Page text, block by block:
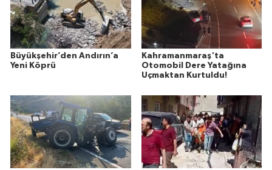
Büyükşehir’den Andırın’a
Yeni Köprü
Kahramanmaraş'ta
Otomobil Dere Yatağına
Uçmaktan Kurtuldu!